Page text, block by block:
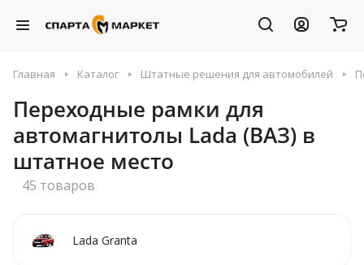
Главная Каталог Штатные решения для автомобилей
Переходные рамки для
автомагнитолы Lada (ВАЗ) в
штатное место
45 товаров
Lada Granta